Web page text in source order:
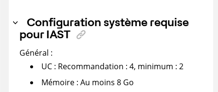
Configuration système requise
pour IAST
Général :
UC : Recommandation : 4, minimum : 2
Mémoire : Au moins 8 Go